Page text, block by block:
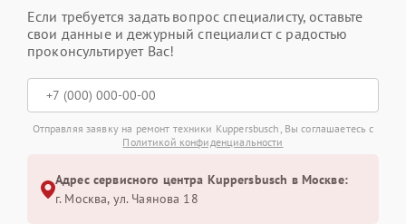
Если требуется задать вопрос специалисту, оставьте
свои данные и дежурный специалист с радостью
проконсультирует Вас!
Отправляя заявку на ремонт техники Kuppersbusch, Вы соглашаетесь с
Политикой конфиденциальности
Адрес сервисного центра Kuppersbusch в Москве:
г. Москва, ул. Чаянова 18